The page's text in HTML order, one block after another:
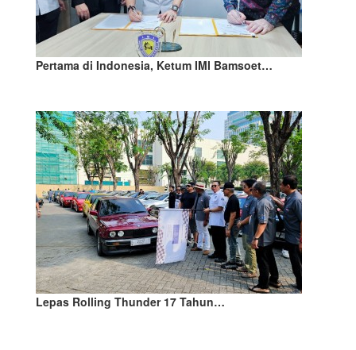
Pertama di Indonesia, Ketum IMI Bamsoet…
Lepas Rolling Thunder 17 Tahun…